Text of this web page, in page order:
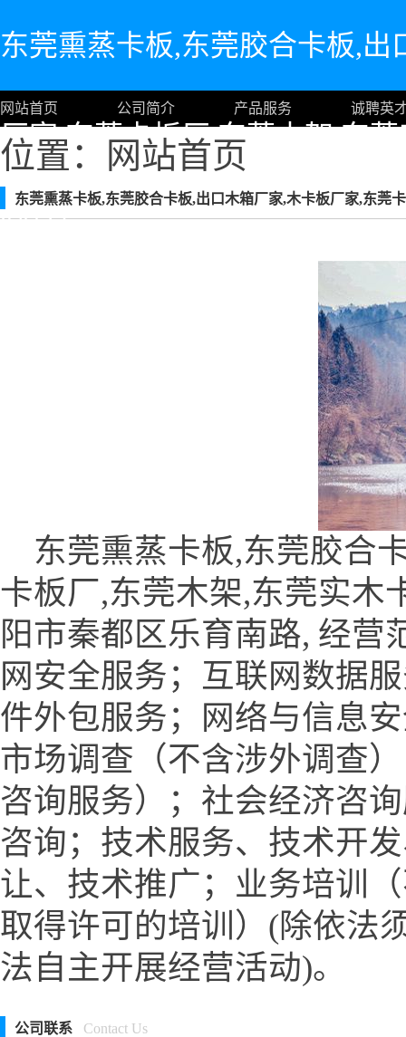
东莞熏蒸卡板,东莞胶合卡板,出
厂家,东莞卡板厂,东莞木架,东
制品]
网站首页 公司简介 产品服务 诚聘英
位置： 网站首页
东莞熏蒸卡板,东莞胶合卡板,出口木箱厂家,木卡板厂家,东莞
东莞熏蒸卡板,东莞胶合
卡板厂,东莞木架,东莞实木
阳市秦都区乐育南路, 经
网安全服务；互联网数据
件外包服务；网络与信息
市场调查（不含涉外调查
咨询服务）；社会经济咨
咨询；技术服务、技术开
让、技术推广；业务培训
取得许可的培训）(除依法
法自主开展经营活动)。
公司联系 Contact Us